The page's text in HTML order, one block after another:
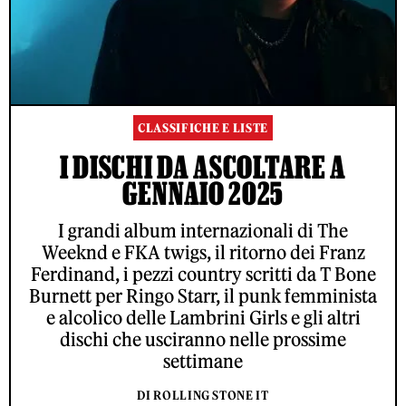
CLASSIFICHE E LISTE
I DISCHI DA ASCOLTARE A
GENNAIO 2025
I grandi album internazionali di The
Weeknd e FKA twigs, il ritorno dei Franz
Ferdinand, i pezzi country scritti da T Bone
Burnett per Ringo Starr, il punk femminista
e alcolico delle Lambrini Girls e gli altri
dischi che usciranno nelle prossime
settimane
DI ROLLING STONE IT